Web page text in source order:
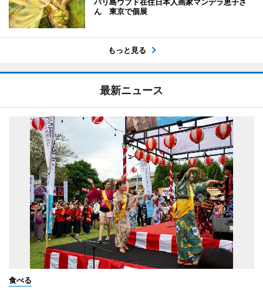
ん 東京で個展
もっと見る
最新ニュース
食べる